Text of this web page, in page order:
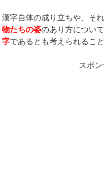
漢字自体の成り立ちや、そ
物たちの姿のあり方につい
字であるとも考えられること
スポ